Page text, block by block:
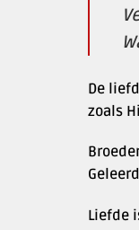
De
zoals
Liefde